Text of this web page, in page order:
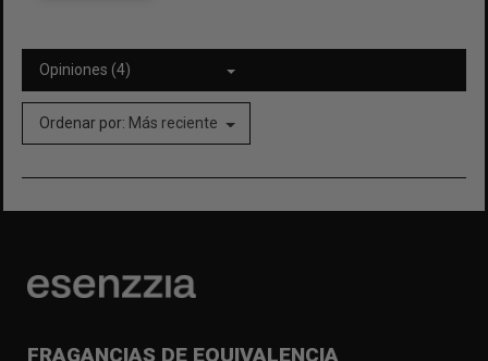
Opiniones (4)
Ordenar por: Más reciente
FRAGANCIAS DE EQUIVALENCIA